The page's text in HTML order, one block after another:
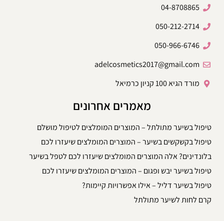
04-8708865
050-212-2714
050-966-6746
adelcosmetics2017@gmail.com
מורד הגיא 100 קניון כרמיאל
מאמרים אחרונים
טיפול בשיער מתולתל – המוצרים המומלצים לטיפול מושלם
טיפול בקשקשים בשיער – המוצרים המומלצים שיעזרו לכם
בלונדינים? אלה המוצרים המומלצים שיעזרו לכם לטפל בשיער
טיפול בשיער יבש ופגום – המוצרים המומלצים שיעזרו לכם
טיפול בשיער דליל – אילו אפשרויות קיימות?
קרם לחות לשיער מתולתל